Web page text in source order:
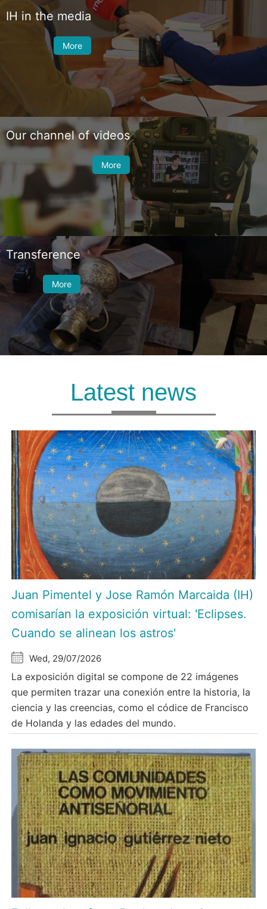
IH in the media
More
Our channel of videos
More
Transference
More
Latest news
Juan Pimentel y Jose Ramón Marcaida (IH)
comisarían la exposición virtual: 'Eclipses.
Cuando se alinean los astros'
Wed, 29/07/2026
La exposición digital se compone de 22 imágenes
que permiten trazar una conexión entre la historia, la
ciencia y las creencias, como el códice de Francisco
de Holanda y las edades del mundo.